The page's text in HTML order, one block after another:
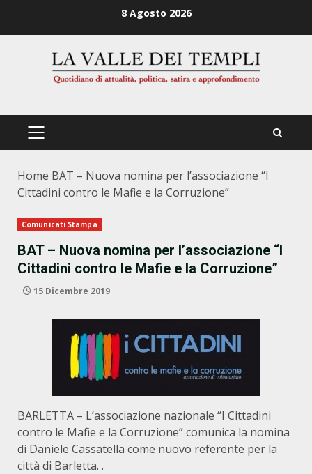
8 Agosto 2026
PRIMÄRES
Home BAT – Nuova nomina per l’associazione “I
Cittadini contro le Mafie e la Corruzione”
Comunicati Stampa
BAT – Nuova nomina per l’associazione “I
Cittadini contro le Mafie e la Corruzione”
15 Dicembre 2019
BARLETTA – L’associazione nazionale “I Cittadini
contro le Mafie e la Corruzione” comunica la nomina
di Daniele Cassatella come nuovo referente per la
città di Barletta. .